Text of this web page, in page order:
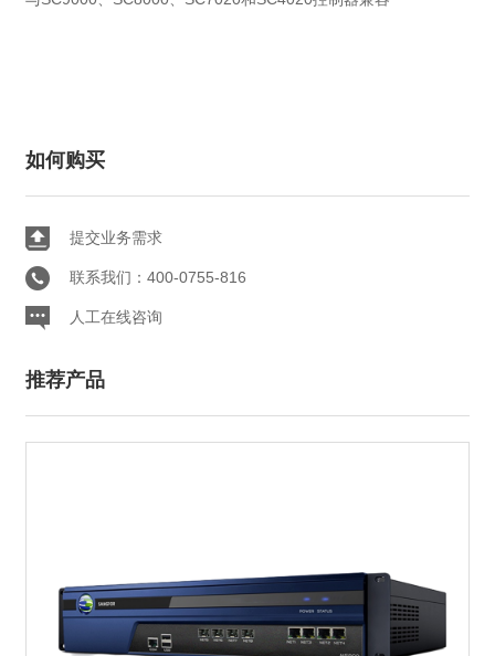
如何购买
提交业务需求
联系我们：400-0755-816
人工在线咨询
推荐产品